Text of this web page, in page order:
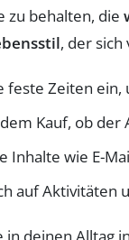
zu behalten, die
, der
feste Zeiten
Kauf, ob
Inhalte wie E-
auf Aktivitäten
deinen Alltag